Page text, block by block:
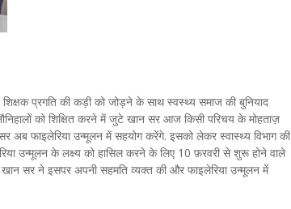
प्रगति की कड़ी को जोड़ने के साथ स्वस्थ्य समाज की बुनियाद
को शिक्षित करने में जुटे खान सर आज किसी परिचय के मोहताज़
अब फाइलेरिया उन्मूलन में सहयोग करेंगे. इसको लेकर स्वास्थ्य विभाग की
उन्मूलन के लक्ष्य को हासिल करने के लिए 10 फ़रवरी से शुरू होने वाले
सर ने इसपर अपनी सहमति व्यक्त की और फाइलेरिया उन्मूलन में